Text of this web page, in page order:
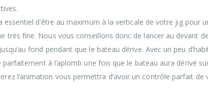
d’être au maximum à la verticale de votre jig pour
très fine. Nous vous conseillons donc de lancer au devant
fond pendant que le bateau dérive. Avec un peu
à l’aplomb une fois que le bateau aura dérivé
l’animation vous permettra d’avoir un contrôle parfait de